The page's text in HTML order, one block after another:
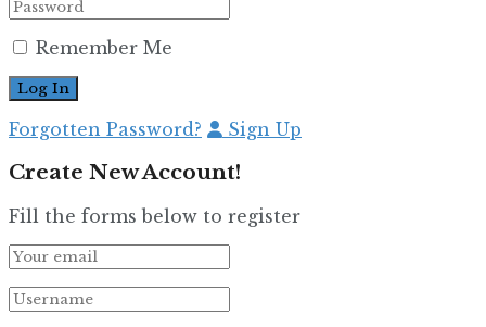
Remember Me
Forgotten Password? Sign Up
Create New Account!
Fill the forms below to register